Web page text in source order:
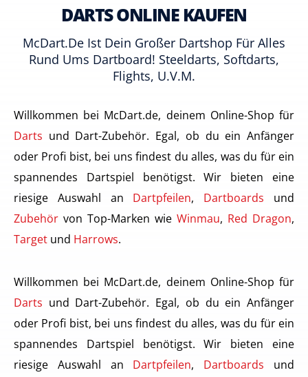
DARTS ONLINE KAUFEN
McDart.de Ist Dein Großer Dartshop Für Alles
Rund Ums Dartboard! Steeldarts, Softdarts,
Flights, U.v.m.
Willkommen bei McDart.de, deinem Online-Shop für
Darts und Dart-Zubehör. Egal, ob du ein Anfänger
oder Profi bist, bei uns findest du alles, was du für ein
spannendes Dartspiel benötigst. Wir bieten eine
riesige Auswahl an Dartpfeilen, Dartboards und
Zubehör von Top-Marken wie Winmau, Red Dragon,
Target und Harrows.
Willkommen bei McDart.de, deinem Online-Shop für
Darts und Dart-Zubehör. Egal, ob du ein Anfänger
oder Profi bist, bei uns findest du alles, was du für ein
spannendes Dartspiel benötigst. Wir bieten eine
riesige Auswahl an Dartpfeilen, Dartboards und